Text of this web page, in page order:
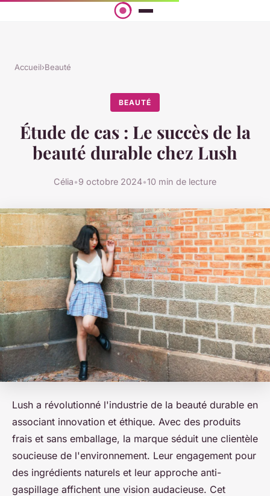
Accueil›Beauté
BEAUTÉ
Étude de cas : Le succès de la
beauté durable chez Lush
Célia•9 octobre 2024•10 min de lecture
Lush a révolutionné l'industrie de la beauté durable en
associant innovation et éthique. Avec des produits
frais et sans emballage, la marque séduit une clientèle
soucieuse de l'environnement. Leur engagement pour
des ingrédients naturels et leur approche anti-
gaspillage affichent une vision audacieuse. Cet